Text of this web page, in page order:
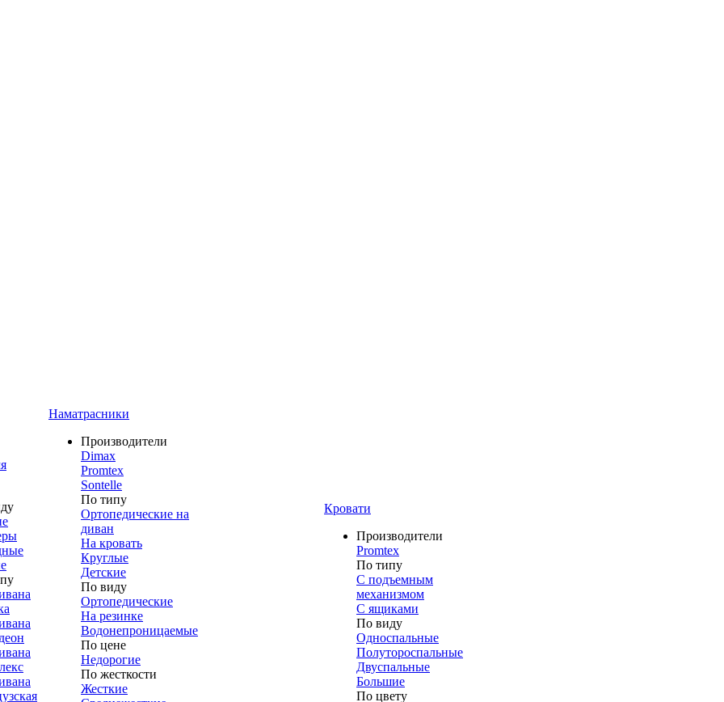
Наматрасники
Производители
Dimax
Promtex
Sontelle
По типу
Ортопедические на
диван
На кровать
Круглые
Детские
По виду
Ортопедические
На резинке
Водонепроницаемые
По цене
Недорогие
По жесткости
Жесткие
Кровати
Производители
Promtex
По типу
С подъемным
механизмом
С ящиками
По виду
Односпальные
Полутороспальные
Двуспальные
Большие
По цвету